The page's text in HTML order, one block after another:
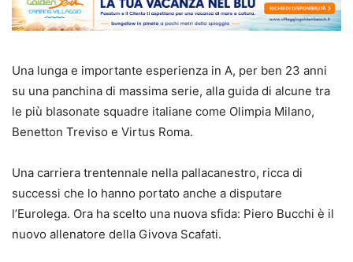
Una lunga e importante esperienza in A, per ben 23 anni
su una panchina di massima serie, alla guida di alcune tra
le più blasonate squadre italiane come Olimpia Milano,
Benetton Treviso e Virtus Roma.
Una carriera trentennale nella pallacanestro, ricca di
successi che lo hanno portato anche a disputare
l’Eurolega. Ora ha scelto una nuova sfida: Piero Bucchi è il
nuovo allenatore della Givova Scafati.